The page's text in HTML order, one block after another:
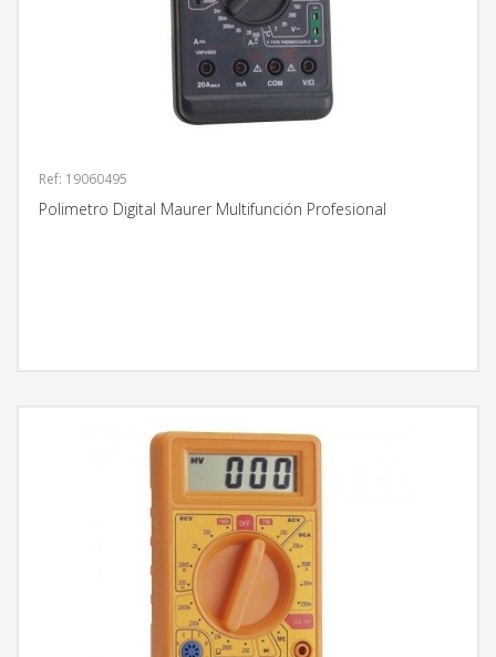
Ref: 19060495
Polimetro Digital Maurer Multifunción Profesional